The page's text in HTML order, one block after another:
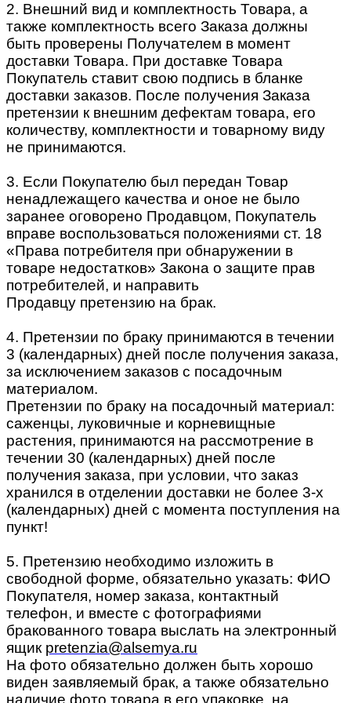
2. Внешний вид и комплектность Товара, а
также комплектность всего Заказа должны
быть проверены Получателем в момент
доставки Товара. При доставке Товара
Покупатель ставит свою подпись в бланке
доставки заказов. После получения Заказа
претензии к внешним дефектам товара, его
количеству, комплектности и товарному виду
не принимаются.
3. Если Покупателю был передан Товар
ненадлежащего качества и оное не было
заранее оговорено Продавцом, Покупатель
вправе воспользоваться положениями ст. 18
«Права потребителя при обнаружении в
товаре недостатков» Закона о защите прав
потребителей, и направить
Продавцу претензию на брак.
4. Претензии по браку принимаются в течении
3 (календарных) дней после получения заказа,
за исключением заказов с посадочным
материалом.
Претензии по браку на посадочный материал:
саженцы, луковичные и корневищные
растения, принимаются на рассмотрение в
течении 30 (календарных) дней после
получения заказа, при условии, что заказ
хранился в отделении доставки не более 3-х
(календарных) дней с момента поступления на
пункт!
5. Претензию необходимо изложить в
свободной форме, обязательно указать: ФИО
Покупателя, номер заказа, контактный
телефон, и вместе с фотографиями
бракованного товара выслать на электронный
ящик pretenzia@alsemya.ru
На фото обязательно должен быть хорошо
виден заявляемый брак, а также обязательно
наличие фото товара в его упаковке, на